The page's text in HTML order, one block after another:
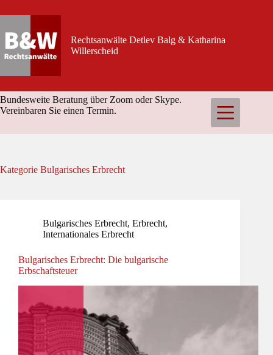
Inhalt
Rechtsanwälte Detlev Balg & Katharina
Willerscheid
Bundesweite Beratung über Zoom oder Skype.
Vereinbaren Sie einen Termin.
Kategorie Bulgarisches Erbrecht
Bulgarisches Erbrecht, Erbrecht,
Internationales Erbrecht
Bulgarisches Erbrecht: Die bulgarische
Erbschaftsteuer